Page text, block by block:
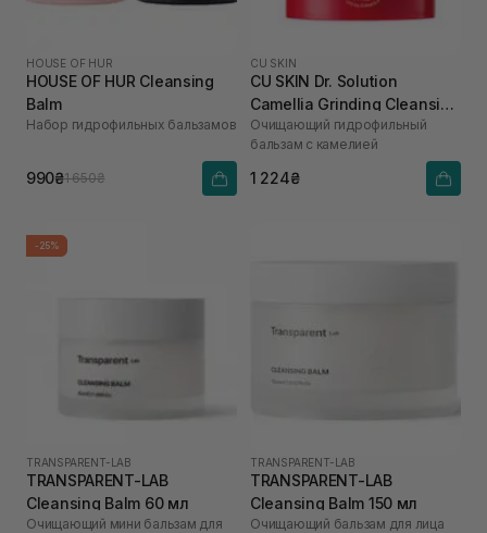
HOUSE OF HUR
HOUSE OF HUR Cleansing
Balm
Набор гидрофильных бальзамов
990₴1 650₴
CU SKIN
CU SKIN Dr. Solution
Camellia Grinding Cleansing
Balm 50 г
Очищающий гидрофильный
бальзам с камелией
1 224₴
-25%
TRANSPARENT-LAB
TRANSPARENT-LAB
Cleansing Balm 60 мл
Очищающий мини бальзам для
TRANSPARENT-LAB
TRANSPARENT-LAB
Cleansing Balm 150 мл
Очищающий бальзам для лица